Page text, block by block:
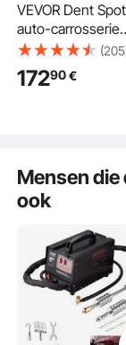
VEVOR Dent
auto-carrosserie
puntlasapparaat
het verwijderen
deuken met 7
van deuken bij
en
17290€
Mensen
ook